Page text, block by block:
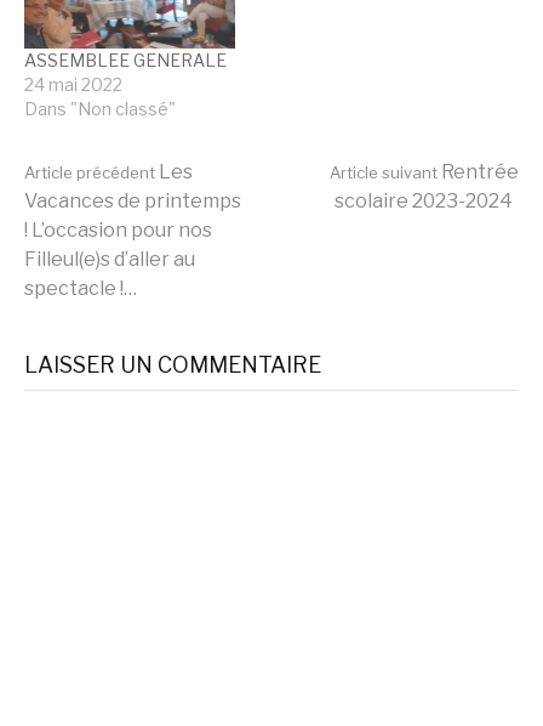
ASSEMBLEE GENERALE
24 mai 2022
Dans "Non classé"
Lire
la
suite
Article précédent Les
Vacances de printemps
! L’occasion pour nos
Filleul(e)s d’aller au
spectacle !…
Article suivant Rentrée
scolaire 2023-2024
LAISSER UN COMMENTAIRE